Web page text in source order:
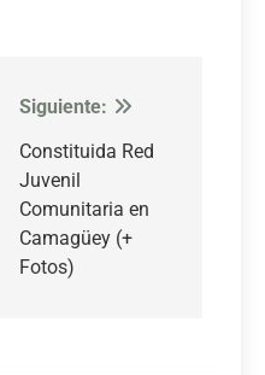
Siguiente:
Constituida Red
Juvenil
Comunitaria en
Camagüey (+
Fotos)